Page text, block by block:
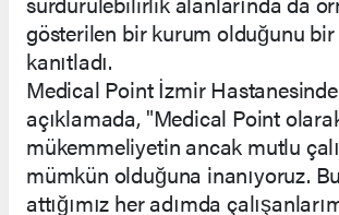
gösterilen bir kurum olduğunu bir
kanıtladı.
Medical Point İzmir
açıklamada, "Medical Point
mükemmeliyetin ancak mutlu
mümkün olduğuna inanıyoruz.
attığımız her adımda